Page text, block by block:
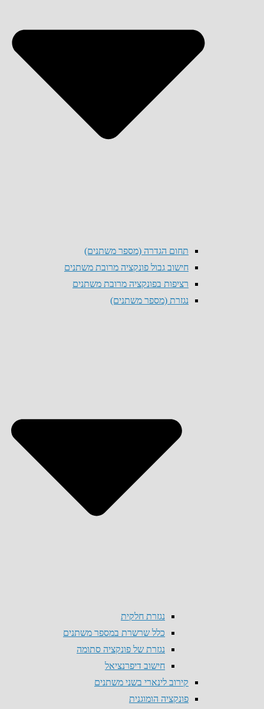
תחום הגדרה (מספר משתנים)
חישוב גבול פונקציה מרובת משתנים
רציפות בפונקציה מרובת משתנים
נגזרת (מספר משתנים)
נגזרת חלקית
כלל שרשרת במספר משתנים
נגזרת של פונקציה סתומה
חישוב דיפרנציאל
קירוב לינארי בשני משתנים
פונקציה הומוגנית